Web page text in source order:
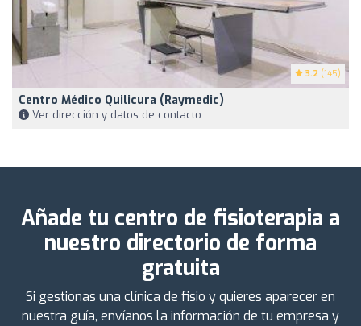
3.2 (145)
Centro Médico Quilicura (Raymedic)
Ver dirección y datos de contacto
Añade tu centro de fisioterapia a
nuestro directorio de forma
gratuita
Si gestionas una clínica de fisio y quieres aparecer en
nuestra guía, envíanos la información de tu empresa y